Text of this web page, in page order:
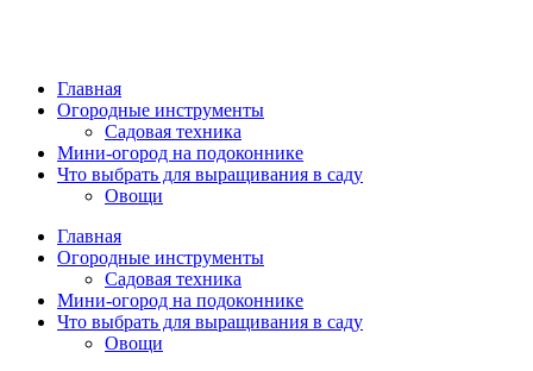
Главная
Огородные инструменты
Садовая техника
Мини-огород на подоконнике
Что выбрать для выращивания в саду
Овощи
Главная
Огородные инструменты
Садовая техника
Мини-огород на подоконнике
Что выбрать для выращивания в саду
Овощи